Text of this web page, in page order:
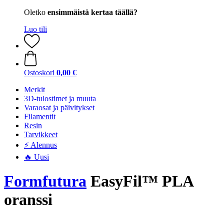
Oletko ensimmäistä kertaa täällä?
Luo tili
Ostoskori 0,00 €
Merkit
3D-tulostimet ja muuta
Varaosat ja päivitykset
Filamentit
Resin
Tarvikkeet
⚡ Alennus
🔥 Uusi
Formfutura EasyFil™ PLA
oranssi